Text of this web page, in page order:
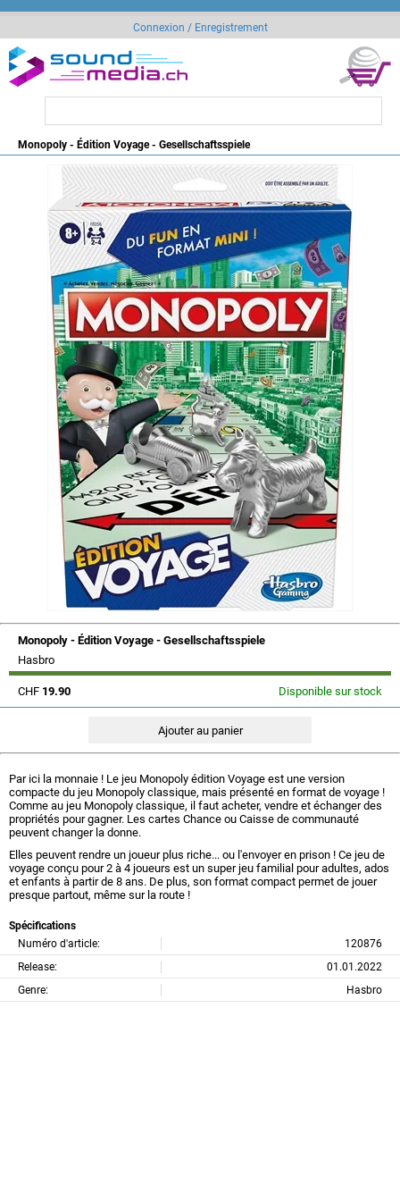
Connexion / Enregistrement
Monopoly - Édition Voyage - Gesellschaftsspiele
Monopoly - Édition Voyage - Gesellschaftsspiele
Hasbro
CHF 19.90 Disponible sur stock
Par ici la monnaie ! Le jeu Monopoly édition Voyage est une version
compacte du jeu Monopoly classique, mais présenté en format de voyage !
Comme au jeu Monopoly classique, il faut acheter, vendre et échanger des
propriétés pour gagner. Les cartes Chance ou Caisse de communauté
peuvent changer la donne.
Elles peuvent rendre un joueur plus riche... ou l'envoyer en prison ! Ce jeu de
voyage conçu pour 2 à 4 joueurs est un super jeu familial pour adultes, ados
et enfants à partir de 8 ans. De plus, son format compact permet de jouer
presque partout, même sur la route !
Spécifications
Numéro d'article:
120876
Release:
01.01.2022
Genre:
Hasbro